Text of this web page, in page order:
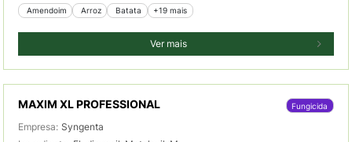
Amendoim Arroz Batata +19 mais
Ver mais
MAXIM XL PROFESSIONAL Fungicida
Empresa: Syngenta